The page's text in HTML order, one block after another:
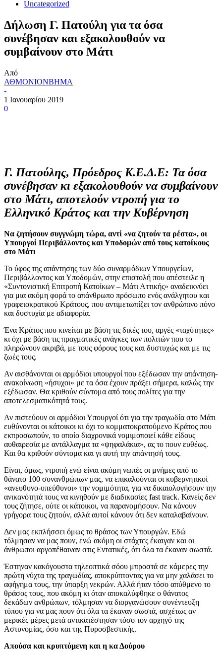
Uncategorized
Δήλωση Γ. Πατούλη για τα όσα
συνέβησαν και εξακολουθούν να
συμβαίνουν στο Μάτι
Από
ΑΘΜΟΝΙΟΝΒΗΜΑ
-
1 Ιανουαρίου 2019
0
Γ. Πατούλης, Πρόεδρος Κ.Ε.Δ.Ε: Τα όσα
συνέβησαν κι εξακολουθούν να συμβαίνουν
στο Μάτι, αποτελούν ντροπή για το
Ελληνικό Κράτος και την Κυβέρνηση
Να ζητήσουν συγγνώμη τώρα, αντί «να ζητούν τα ρέστα», οι
Υπουργοί Περιβάλλοντος και Υποδομών από τους κατοίκους
στο Μάτι
Το ύφος της απάντησης των δύο συναρμόδιων Υπουργείων,
Περιβάλλοντος και Υποδομών, στην επιστολή που απέστειλε η
«Συντονιστική Επιτροπή Κατοίκων – Μάτι Αττικής» αναδεικνύει
για μια ακόμη φορά το απάνθρωπο πρόσωπο ενός ανάλγητου και
γραφειοκρατικού Κράτους, που αντιμετωπίζει τον ανθρώπινο πόνο
και δυστυχία με αδιαφορία.
Ένα Κράτος που κινείται με βάση τις δικές του, αργές «ταχύτητες»
κι όχι με βάση τις πραγματικές ανάγκες των πολιτών που το
πληρώνουν ακριβά, με τους φόρους τους και δυστυχώς και με τις
ζωές τους.
Αν αισθάνονται οι αρμόδιοι υπουργοί που εξέδωσαν την απάντηση-
ανακοίνωση «ήσυχοι» με τα όσα έχουν πράξει σήμερα, καλώς την
εξέδωσαν. Θα κριθούν σύντομα από τους πολίτες για την
αποτελεσματικότητά τους.
Αν πιστεύουν οι αρμόδιοι Υπουργοί ότι για την τραγωδία στο Μάτι
ευθύνονται οι κάτοικοι κι όχι το κομματοκρατούμενο Κράτος που
εκπροσωπούν, το οποίο διαχρονικά νομιμοποιεί κάθε είδους
αυθαιρεσία με αντάλλαγμα τα «ψηφαλάκια», ας το πουν ευθέως.
Και θα κριθούν σύντομα και γι αυτή την απάντησή τους.
Είναι, όμως, ντροπή ενώ είναι ακόμη νωπές οι μνήμες από το
θάνατο 100 συνανθρώπων μας, να επικαλούνται οι κυβερνητικοί
«ανευθυνο-υπεύθυνοι» την νομιμότητα, για να δικαιολογήσουν την
ανικανότητά τους να κινηθούν με διαδικασίες fast track. Κανείς δεν
τους ζήτησε, ούτε οι κάτοικοι, να παρανομήσουν. Να κάνουν
γρήγορα τους ζητούν, αλλά αυτοί κάνουν ότι δεν καταλαβαίνουν.
Δεν μας εκπλήσσει όμως το θράσος των Υπουργών. Εδώ
τόλμησαν να μας πουν, ενώ ακόμη οι στάχτες έκαιγαν και οι
άνθρωποι αργοπέθαιναν στις Εντατικές, ότι όλα τα έκαναν σωστά.
Έστηναν κακόγουστα τηλεοπτικά σόου μπροστά σε κάμερες την
πρώτη νύχτα της τραγωδίας, αποκρύπτοντας για να μην χαλάσει το
αφήγημα τους, την ύπαρξη νεκρών. Αλλά ήταν τόσο απύθμενο το
θράσος τους, που ακόμη κι όταν αποκαλύφθηκε ο θάνατος
δεκάδων ανθρώπων, τόλμησαν να διοργανώσουν συνέντευξη
τύπου για να μας πουν ότι όλα τα έκαναν σωστά, ασχέτως αν
μερικές μέρες μετά αντικατέστησαν τόσο τον αρχηγό της
Αστυνομίας, όσο και της Πυροσβεστικής.
Απούσα και κρυπτόμενη και η κα Δούρου